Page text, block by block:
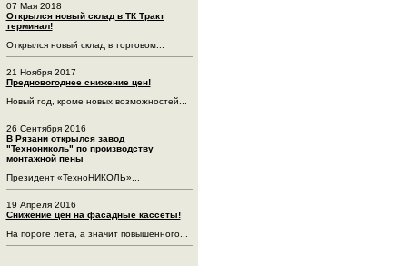
07 Мая 2018
Открылся новый склад в ТК Тракт
терминал!
Открылся новый склад в торговом...
21 Ноября 2017
Предновогоднее снижение цен!
Новый год, кроме новых возможностей...
26 Сентября 2016
В Рязани открылся завод
"Технониколь" по производству
монтажной пены
Президент «ТехноНИКОЛЬ»...
19 Апреля 2016
Снижение цен на фасадные кассеты!
На пороге лета, а значит повышенного...